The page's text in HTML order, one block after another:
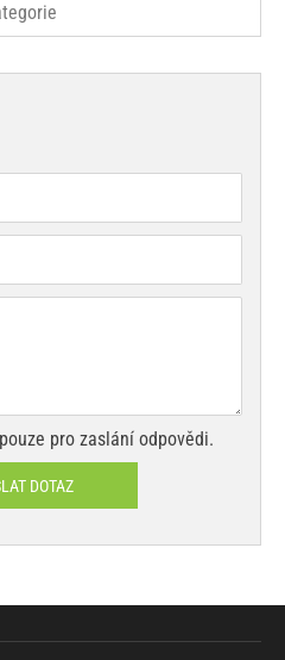
pro zaslání odpovědi.
DOTAZ